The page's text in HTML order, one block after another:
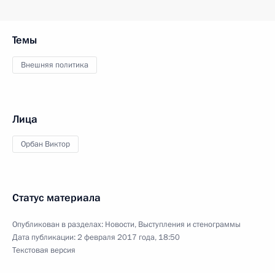
Темы
Внешняя политика
Лица
Орбан Виктор
Статус материала
Опубликован в разделах: Новости, Выступления и стенограммы
Дата публикации:2 февраля 2017 года, 18:50
Текстовая версия